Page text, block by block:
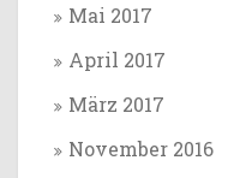
Mai 2017
April 2017
März 2017
November 2016